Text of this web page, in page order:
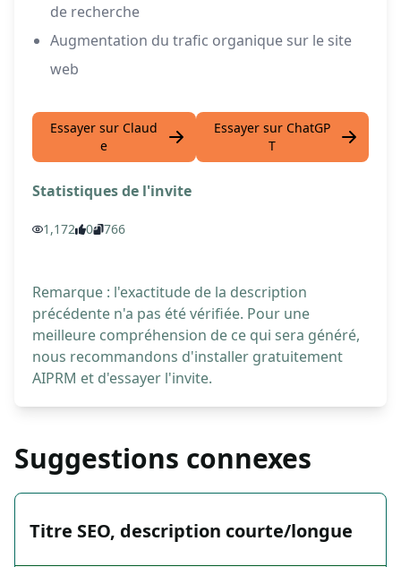
de recherche
Augmentation du trafic organique sur le site
web
Essayer sur Claud
e
Essayer sur ChatGP
T
Statistiques de l'invite
1,172 0 766
Remarque : l'exactitude de la description
précédente n'a pas été vérifiée. Pour une
meilleure compréhension de ce qui sera généré,
nous recommandons d'installer gratuitement
AIPRM et d'essayer l'invite.
Suggestions connexes
Titre SEO, description courte/longue